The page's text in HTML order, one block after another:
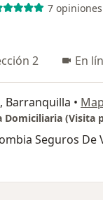
7 opiniones
2 En
Barranquilla •
Seguros De